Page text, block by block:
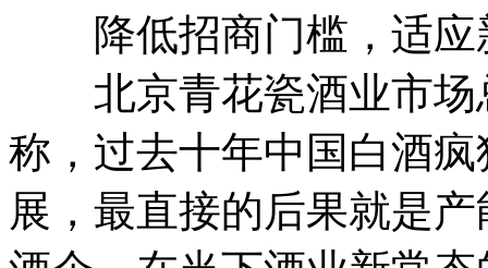
降低招商门槛，适应
北京青花瓷酒业市场
称，过去十年中国白酒
展，最直接的后果就是